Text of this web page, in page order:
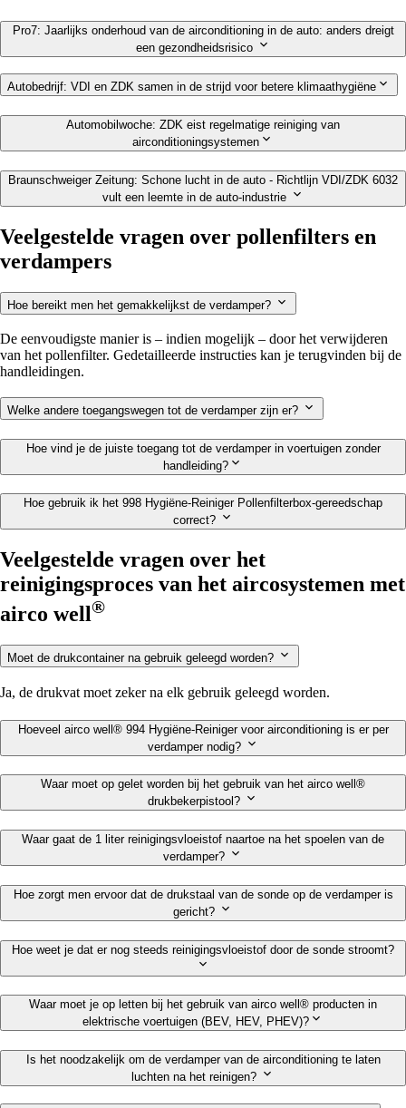
Pro7: Jaarlijks onderhoud van de airconditioning in de auto: anders dreigt
een gezondheidsrisico
Autobedrijf: VDI en ZDK samen in de strijd voor betere klimaathygiëne
Automobilwoche: ZDK eist regelmatige reiniging van
airconditioningsystemen
Braunschweiger Zeitung: Schone lucht in de auto - Richtlijn VDI/ZDK 6032
vult een leemte in de auto-industrie
Veelgestelde vragen over pollenfilters en
verdampers
Hoe bereikt men het gemakkelijkst de verdamper?
De eenvoudigste manier is – indien mogelijk – door het verwijderen
van het pollenfilter. Gedetailleerde instructies kan je terugvinden bij de
handleidingen.
Welke andere toegangswegen tot de verdamper zijn er?
Hoe vind je de juiste toegang tot de verdamper in voertuigen zonder
handleiding?
Hoe gebruik ik het 998 Hygiëne-Reiniger Pollenfilterbox-gereedschap
correct?
Veelgestelde vragen over het
reinigingsproces van het aircosystemen met
airco well®
Moet de drukcontainer na gebruik geleegd worden?
Ja, de drukvat moet zeker na elk gebruik geleegd worden.
Hoeveel airco well® 994 Hygiëne-Reiniger voor airconditioning is er per
verdamper nodig?
Waar moet op gelet worden bij het gebruik van het airco well®
drukbekerpistool?
Waar gaat de 1 liter reinigingsvloeistof naartoe na het spoelen van de
verdamper?
Hoe zorgt men ervoor dat de drukstaal van de sonde op de verdamper is
gericht?
Waar moet je op letten bij het gebruik van airco well® producten in
elektrische voertuigen (BEV, HEV, PHEV)?
Is het noodzakelijk om de verdamper van de airconditioning te laten
luchten na het reinigen?